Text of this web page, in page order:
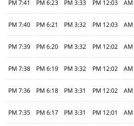
12:03 PM
3:33 PM
6:23 PM
7:41 PM
12:03 PM
3:32 PM
6:21 PM
7:40 PM
12:02 PM
3:32 PM
6:20 PM
7:39 PM
12:02 PM
3:32 PM
6:19 PM
7:38 PM
12:02 PM
3:31 PM
6:18 PM
7:36 PM
12:01 PM
3:31 PM
6:17 PM
7:35 PM